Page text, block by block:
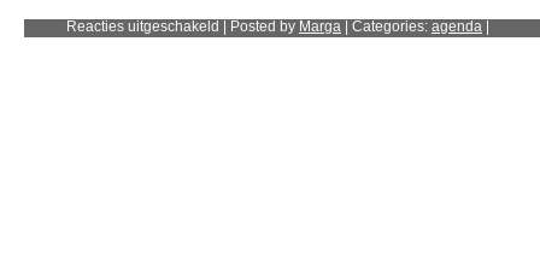
Reacties uitgeschakeld voor
8
| Posted by Marga | Categories: agenda